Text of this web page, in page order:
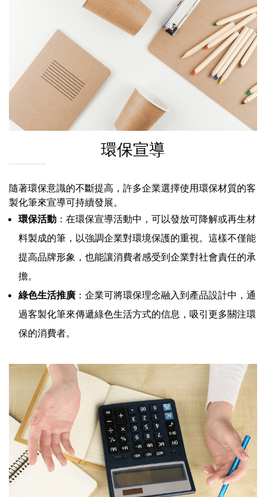
環保宣導
隨著環保意識的不斷提高，許多企業選擇使用環保材質的客
製化筆來宣導可持續發展。
環保活動 ：在環保宣導活動中，可以發放可降解或再生材
料製成的筆，以強調企業對環境保護的重視。這樣不僅能
提高品牌形象，也能讓消費者感受到企業對社會責任的承
擔。
綠色生活推廣 ：企業可將環保理念融入到產品設計中，通
過客製化筆來傳遞綠色生活方式的信息，吸引更多關注環
保的消費者。